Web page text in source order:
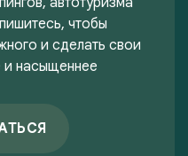
чтобы
и сделать свои
насыщеннее